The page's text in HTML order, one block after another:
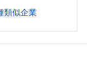
類似企業